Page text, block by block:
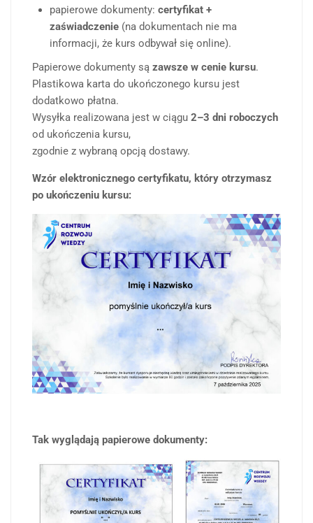
papierowe dokumenty: certyfikat +
zaświadczenie (na dokumentach nie ma
informacji, że kurs odbywał się online).
Papierowe dokumenty są zawsze w cenie kursu.
Plastikowa karta do ukończonego kursu jest
dodatkowo płatna.
Wysyłka realizowana jest w ciągu 2–3 dni roboczych
od ukończenia kursu,
zgodnie z wybraną opcją dostawy.
Wzór elektronicznego certyfikatu, który otrzymasz
po ukończeniu kursu:
Tak wyglądają papierowe dokumenty: